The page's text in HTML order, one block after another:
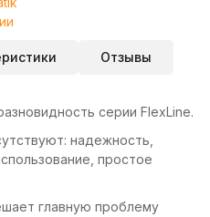
Отзывы
серии FlexLine.
надежность,
простое
главную проблему